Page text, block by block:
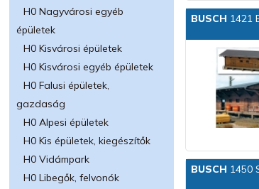
H0 Nagyvárosi egyéb
épületek
H0 Kisvárosi épületek
H0 Kisvárosi egyéb épületek
H0 Falusi épületek,
gazdaság
H0 Alpesi épületek
H0 Kis épületek, kiegészítők
H0 Vidámpark
H0 Libegők, felvonók
BUSCH 1421
BUSCH 1450